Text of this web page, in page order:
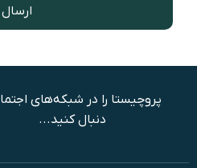
ارسال
پروچیستا را در شبکه‌های اجتماعی
دنبال کنید...